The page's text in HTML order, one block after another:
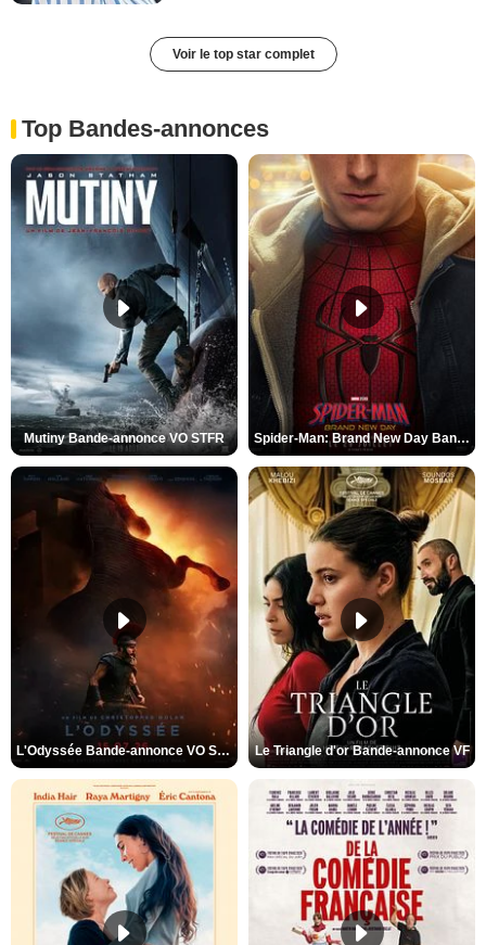
Voir le top star complet
Top Bandes-annonces
Mutiny Bande-annonce VO STFR Spider-Man: Brand New Day Bande-annonce VO STFR
L'Odyssée Bande-annonce VO STFR Le Triangle d'or Bande-annonce VF